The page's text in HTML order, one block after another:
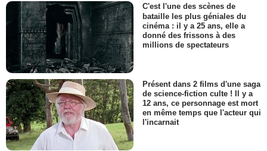
C'est l'une des scènes de
bataille les plus géniales du
cinéma : il y a 25 ans, elle a
donné des frissons à des
millions de spectateurs
Présent dans 2 films d'une saga
de science-fiction culte ! Il y a
12 ans, ce personnage est mort
en même temps que l'acteur qui
l'incarnait